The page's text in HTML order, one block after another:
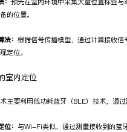
的位置。
法： 根据信号传播模型，通过计算接收
定位。
室内定位
主要利用低功耗蓝牙（BLE）技术，通过
位： 与Wi-Fi类似，通过测量接收到的蓝